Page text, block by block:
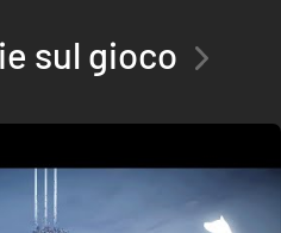
sul gioco